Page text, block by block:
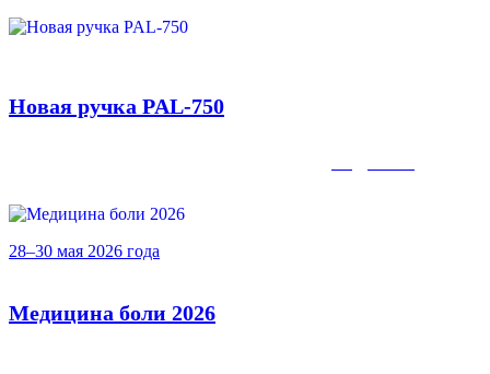
Новая ручка PAL-750
28–30 мая 2026 года
Медицина боли 2026